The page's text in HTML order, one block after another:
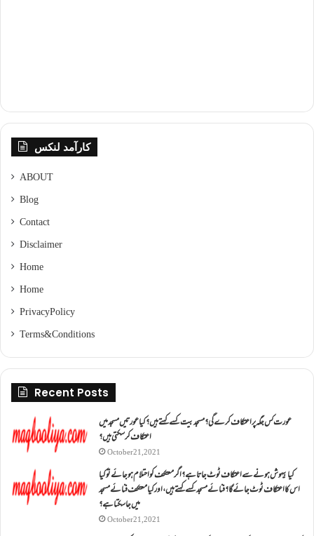
کارآمد لنکس
ABOUT
Blog
Contact
Disclaimer
Home
Home
Privacy Policy
Terms & Conditions
Recent Posts
عورت کس جگہ پر اعتکاف کرے گی؟مسجد بیت کسے کہتے ہیں؟کیا عورتیں مسجد میں
اعتکاف کر سکتی ہیں؟
October 21, 2021
کیا بیہوش ہونے سے اعتکاف ٹوٹ جاتا ہے؟ اگر معتکف کو احتلام ہو جائے تو کیا
اس کا اعتکاف ٹوٹ جائے گا؟فنائے مسجد کسے کہتے ہیں ، اور کیا معتکف فنائے مسجد
میں جا سکتا ہے؟
October 21, 2021